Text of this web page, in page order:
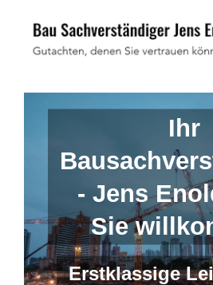
content
Ihr
- Jens
Sie
Erstklassige